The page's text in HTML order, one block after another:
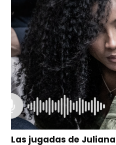
Las jugadas de